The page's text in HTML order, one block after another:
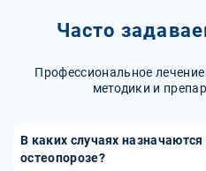
Часто
Профессиональное
методики и
В каких случаях
остеопорозе?